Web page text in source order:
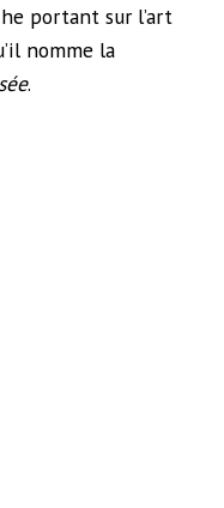
portant sur l’art
nomme la
.